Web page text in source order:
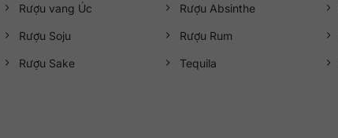
Rượu vang Úc
Rượu Soju
Rượu Sake
Rượu Absinthe
Rượu Rum
Tequila